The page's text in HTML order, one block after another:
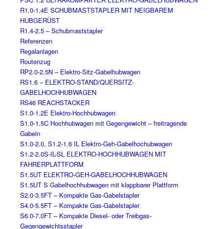
R1.0-1.4E SCHUBMASTSTAPLER MIT NEIGBAREM
HUBGERÜST
R1.4-2.5 – Schubmaststapler
Referenzen
Regalanlagen
Routenzug
RP2.0-2.5N – Elektro-Sitz-Gabelhubwagen
RS1.6 – ELEKTRO-STAND/QUERSITZ-
GABELHOCHHUBWAGEN
RS46 REACHSTACKER
S1.0-1.2E Elektro-Hochhubwagen
S1.0-1.5C Hochhubwagen mit Gegengewicht – freitragende
Gabeln
S1.0-2.0, S1.2-1.6 IL Elektro-Geh-Gabelhochubwagen
S1.2-2.0S-IL-SL ELEKTRO-HOCHHUBWAGEN MIT
FAHRERPLATTFORM
S1.5UT ELEKTRO-GEH-GABELHOCHHUBWAGEN
S1.5UT S Gabelhochhubwagen mit klappbarer Plattform
S2.0-3.5FT – Kompakte Gas-Gabelstapler
S4.0-5.5FT – Kompakte Gas-Gabelstapler
S6.0-7.0FT – Kompakte Diesel- oder Treibgas-
Gegengewichtsstapler